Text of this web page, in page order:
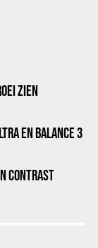
ZIEN
EN BALANCE 3
CONTRAST